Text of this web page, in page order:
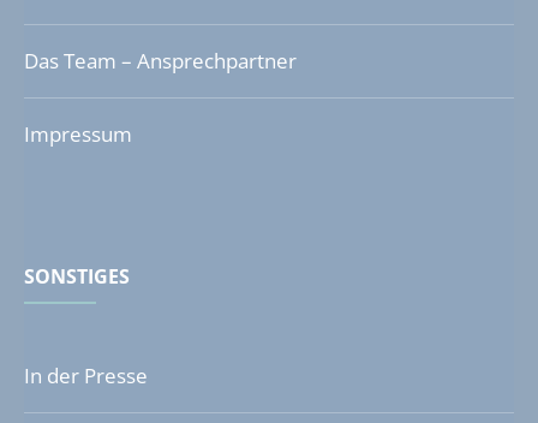
Das Team – Ansprechpartner
Impressum
SONSTIGES
In der Presse